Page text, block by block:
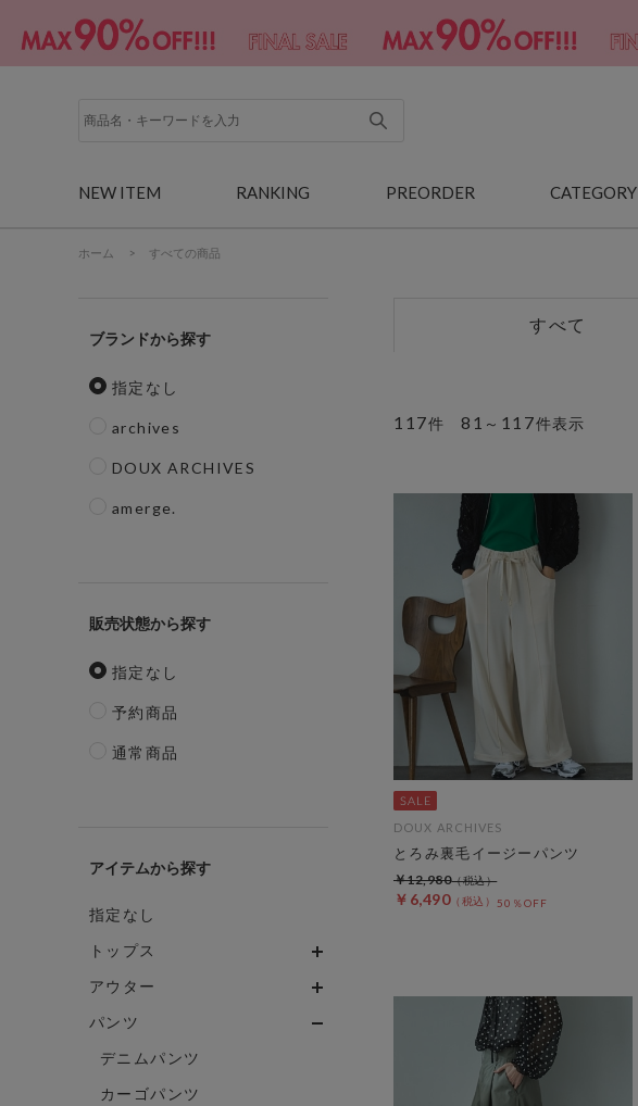
NEW ITEM RANKING PREORDER CATEGORY
ホーム > すべての商品
ブランド
指定なし
archives
DOUX ARCHIVES
amerge.
販売状態
指定なし
予約商品
通常商品
アイテム
指定なし
トップス
アウター
パンツ
デニムパンツ
カーゴパンツ
すべて
117件 81 ～ 117件表示
DOUX ARCHIVES
とろみ裏毛イージーパンツ
￥6,490 50％OFF
￥12,980